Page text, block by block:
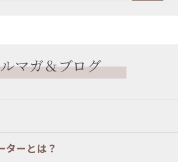
マガ＆ブログ
ターとは？